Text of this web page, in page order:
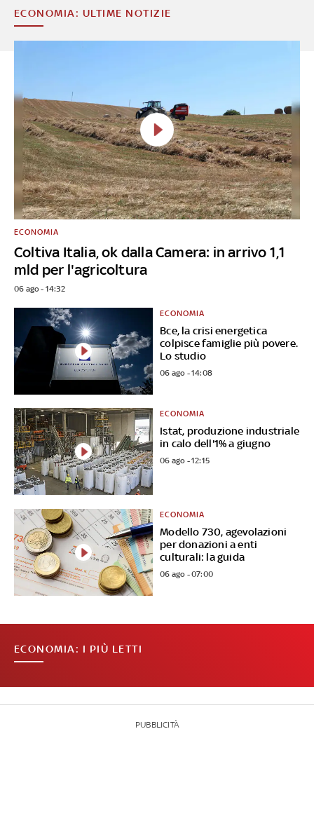
ECONOMIA: ULTIME NOTIZIE
Coltiva Italia, ok dalla Camera: in arrivo 1,1
mld per l'agricoltura
ECONOMIA
06 ago - 14:32
Bce, la crisi energetica
colpisce famiglie più povere.
Lo studio
ECONOMIA
06 ago - 14:08
Istat, produzione industriale
in calo dell'1% a giugno
ECONOMIA
06 ago - 12:15
Modello 730, agevolazioni
per donazioni a enti
culturali: la guida
ECONOMIA
06 ago - 07:00
ECONOMIA: I PIÙ LETTI
PUBBLICITÀ